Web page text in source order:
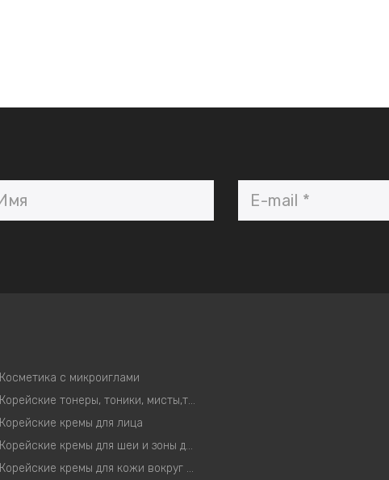
Косметика с микроиглами
Корейские тонеры, тоники, мисты,тонер-пэды
Корейские кремы для лица
Корейские кремы для шеи и зоны декольте
Корейские кремы для кожи вокруг глаз